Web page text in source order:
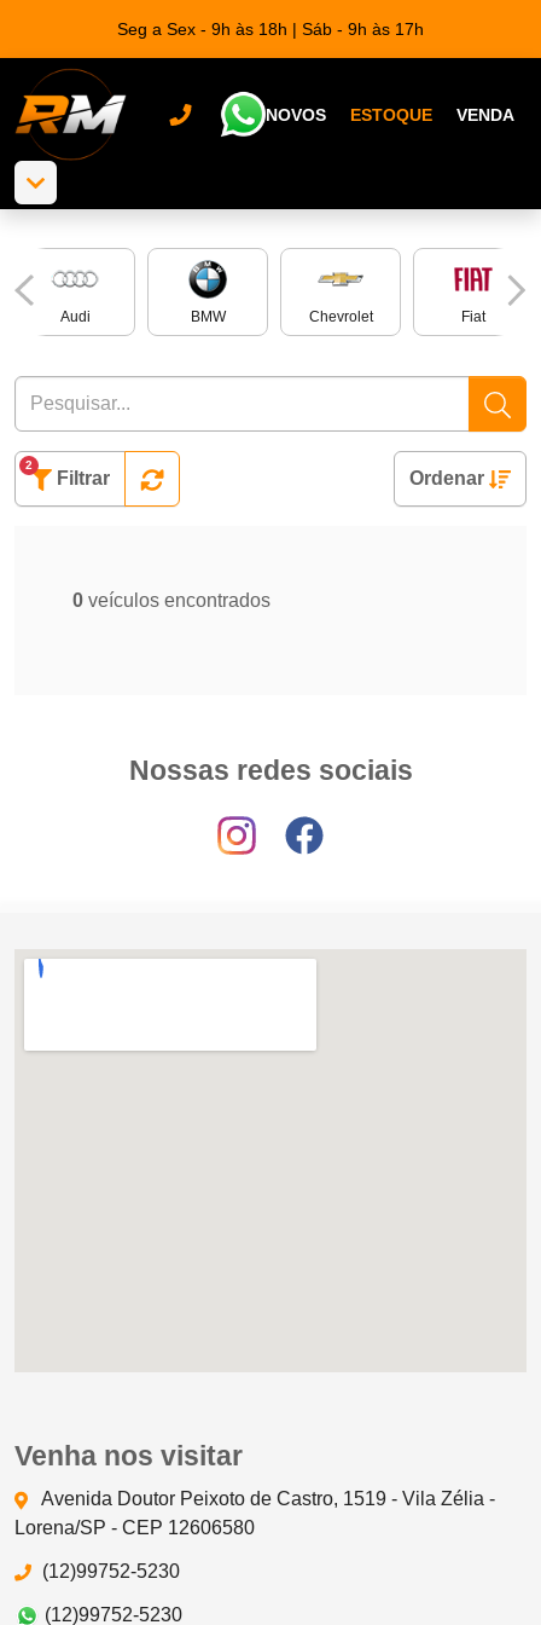
Seg a Sex - 9h às 18h | Sáb - 9h às 17h
NOVOS ESTOQUE VENDA
Audi BMW Chevrolet Fiat
Filtrar
2
Ordenar
0 veículos encontrados
Nossas redes sociais
Venha nos visitar
Avenida Doutor Peixoto de Castro, 1519 - Vila Zélia -
Lorena/SP - CEP 12606580
(12)99752-5230
(12)99752-5230